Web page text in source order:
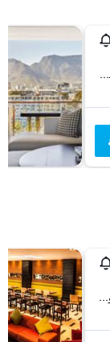
3 Argyle Road, كابي تاون, محافظة كيب الغربية, جنوب أفريقيا
10 Hemlock Street, كابي تاون, محافظة كيب الغربية, جنوب أفريقيا